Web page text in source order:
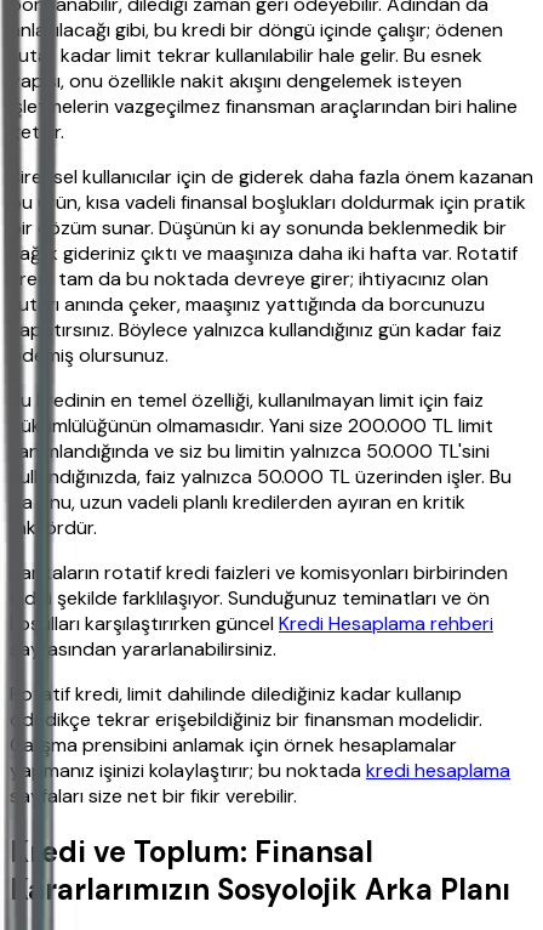
anlaşılacağı gibi, bu kredi bir döngü içinde çalışır; ödenen
tutar kadar limit tekrar kullanılabilir hale gelir. Bu esnek
yapısı, onu özellikle nakit akışını dengelemek isteyen
işletmelerin vazgeçilmez finansman araçlarından biri haline
getirir.
Bireysel kullanıcılar için de giderek daha fazla önem kazanan
bu ürün, kısa vadeli finansal boşlukları doldurmak için pratik
bir çözüm sunar. Düşünün ki ay sonunda beklenmedik bir
sağlık gideriniz çıktı ve maaşınıza daha iki hafta var. Rotatif
kredi tam da bu noktada devreye girer; ihtiyacınız olan
tutarı anında çeker, maaşınız yattığında da borcunuzu
kapatırsınız. Böylece yalnızca kullandığınız gün kadar faiz
ödemiş olursunuz.
Bu kredinin en temel özelliği, kullanılmayan limit için faiz
yükümlülüğünün olmamasıdır. Yani size 200.000 TL limit
tanımlandığında ve siz bu limitin yalnızca 50.000 TL'sini
kullandığınızda, faiz yalnızca 50.000 TL üzerinden işler. Bu
da onu, uzun vadeli planlı kredilerden ayıran en kritik
faktördür.
Bankaların rotatif kredi faizleri ve komisyonları birbirinden
ciddi şekilde farklılaşıyor. Sunduğunuz teminatları ve ön
koşulları karşılaştırırken güncelKredi Hesaplama rehberi
sayfasından yararlanabilirsiniz.
Rotatif kredi, limit dahilinde dilediğiniz kadar kullanıp
ödedikçe tekrar erişebildiğiniz bir finansman modelidir.
Çalışma prensibini anlamak için örnek hesaplamalar
yapmanız işinizi kolaylaştırır; bu noktadakredi hesaplama
sayfaları size net bir fikir verebilir.
Kredi ve Toplum: Finansal
Kararlarımızın Sosyolojik Arka Planı